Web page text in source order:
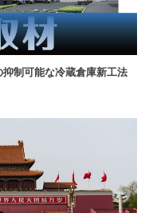
抑制可能な冷蔵倉庫新工法